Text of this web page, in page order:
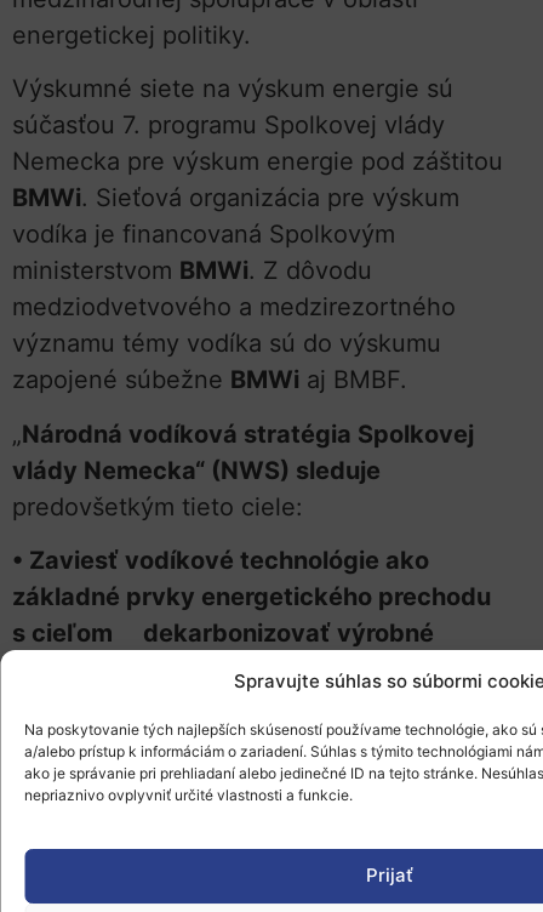
Spravujte súhlas so súbormi
Na poskytovanie tých najlepších skúseností používame technológie, ako
a/alebo prístup k informáciám o zariadení. Súhlas s týmito technológiami
ako je správanie pri prehliadaní alebo jedinečné ID na tejto stránke.
nepriaznivo ovplyvniť určité vlastnosti a funkcie.
Prijať
energetickej politiky.
Výskumné siete na výskum energie sú
súčasťou 7. programu Spolkovej vlády
Nemecka pre výskum energie pod záštitou
BMWi. Sieťová organizácia pre výskum
vodíka je financovaná Spolkovým
ministerstvom BMWi. Z dôvodu
medziodvetvového a medzirezortného
významu témy vodíka sú do výskumu
zapojené súbežne BMWi aj BMBF.
„Národná vodíková stratégia Spolkovej
vlády Nemecka“ (NWS) sleduje
predovšetkým tieto ciele:
• Zaviesť vodíkové technológie ako
základné prvky energetického prechodu
s cieľom dekarbonizovať výrobné
procesy pomocou obnoviteľných energií
• Vytvoriť regulačné požiadavky na nábeh
trhu s vodíkovými technológiami
• Posilniť nemecké spoločnosti a ich
konkurenčnú schopnosť podporou
výskumu a vývoja a vývozu technológií